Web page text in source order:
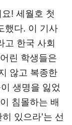
! 세월호 첫
했다. 이 기사
고 한국 사회
린 학생들은
않고 복종한
생명을 잃었
침몰하는 배
있으라'는 선